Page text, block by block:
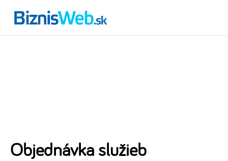
Objednávka služieb